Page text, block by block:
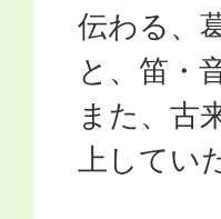
伝わる、
と、笛・
また、古
上して